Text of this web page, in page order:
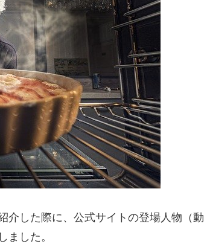
介した際に、公式サイトの登場人物（動
ました。